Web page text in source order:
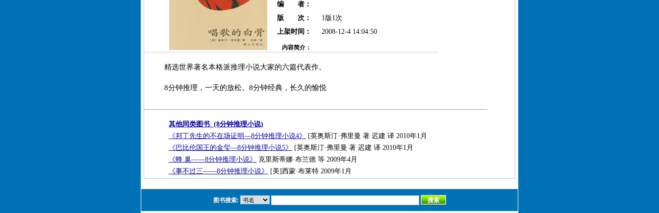
编 者：
版 次：
1版1次
上架时间：
2008-12-4 14:04:50
内容简介：
精选世界著名本格派推理小说大家的六篇代表作。
8分钟推理，一天的放松。8分钟经典，长久的愉悦
其他同类图书 (8分钟推理小说)
《邦丁先生的不在场证明—8分钟推理小说4》
[英奥斯汀·弗里曼 著 迟建 译 2010年1月
《巴比伦国王的金玺—8分钟推理小说5》
[英奥斯汀·弗里曼 著 迟建 译 2010年1月
《蜂 巢——8分钟推理小说》
克里斯蒂娜·布兰德 等 2009年4月
《事不过三——8分钟推理小说》
[美]西蒙·布莱特 2009年1月
图书搜索: